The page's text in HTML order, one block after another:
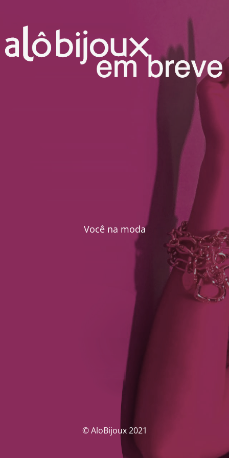
Você na moda
© AloBijoux 2021